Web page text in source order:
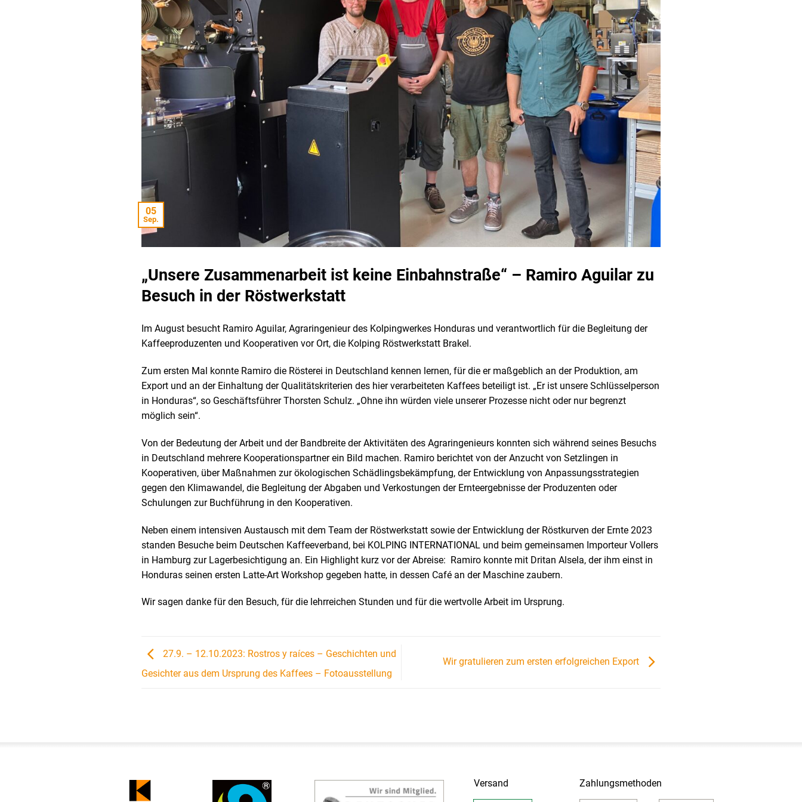
„Unsere Zusammenarbeit ist keine Einbahnstraße“ – Ramiro Aguilar zu
Besuch in der Röstwerkstatt
05
Sep.
Im August besucht Ramiro Aguilar, Agraringenieur des Kolpingwerkes Honduras und verantwortlich für die Begleitung der
Kaffeeproduzenten und Kooperativen vor Ort, die Kolping Röstwerkstatt Brakel.
Zum ersten Mal konnte Ramiro die Rösterei in Deutschland kennen lernen, für die er maßgeblich an der Produktion, am
Export und an der Einhaltung der Qualitätskriterien des hier verarbeiteten Kaffees beteiligt ist. „Er ist unsere Schlüsselperson
in Honduras“, so Geschäftsführer Thorsten Schulz. „Ohne ihn würden viele unserer Prozesse nicht oder nur begrenzt
möglich sein“.
Von der Bedeutung der Arbeit und der Bandbreite der Aktivitäten des Agraringenieurs konnten sich während seines Besuchs
in Deutschland mehrere Kooperationspartner ein Bild machen. Ramiro berichtet von der Anzucht von Setzlingen in
Kooperativen, über Maßnahmen zur ökologischen Schädlingsbekämpfung, der Entwicklung von Anpassungsstrategien
gegen den Klimawandel, die Begleitung der Abgaben und Verkostungen der Ernteergebnisse der Produzenten oder
Schulungen zur Buchführung in den Kooperativen.
Neben einem intensiven Austausch mit dem Team der Röstwerkstatt sowie der Entwicklung der Röstkurven der Ernte 2023
standen Besuche beim Deutschen Kaffeeverband, bei KOLPING INTERNATIONAL und beim gemeinsamen Importeur Vollers
in Hamburg zur Lagerbesichtigung an. Ein Highlight kurz vor der Abreise: Ramiro konnte mit Dritan Alsela, der ihm einst in
Honduras seinen ersten Latte-Art Workshop gegeben hatte, in dessen Café an der Maschine zaubern.
Wir sagen danke für den Besuch, für die lehrreichen Stunden und für die wertvolle Arbeit im Ursprung.
27.9. – 12.10.2023: Rostros y raíces – Geschichten und
Gesichter aus dem Ursprung des Kaffees – Fotoausstellung
Wir gratulieren zum ersten erfolgreichen Export
Versand Zahlungsmethoden